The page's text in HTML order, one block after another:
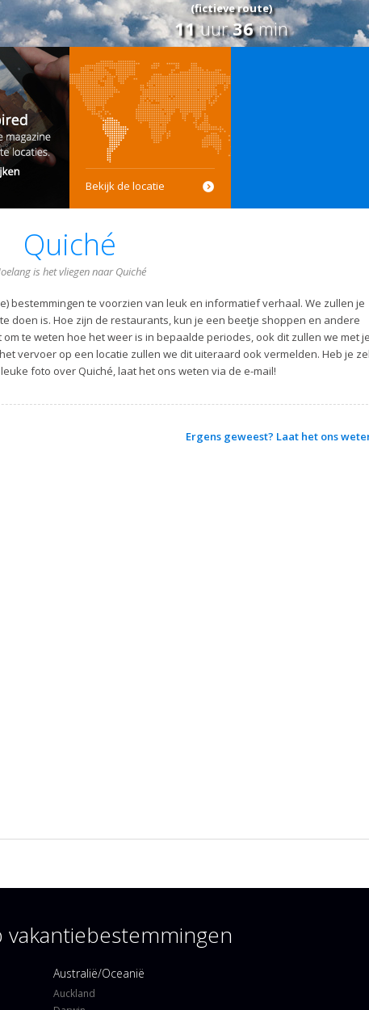
(fictieve route)
11uur36min
Bekijk de locatie
Quiché
is het vliegen naar Quiché
bestemmingen te voorzien van leuk en informatief verhaal. We zullen je
doen is. Hoe zijn de restaurants, kun je een beetje shoppen en andere
te weten hoe het weer is in bepaalde periodes, ook dit zullen we met je
vervoer op een locatie zullen we dit uiteraard ook vermelden. Heb je
foto over Quiché, laat het ons weten via de e-mail!
Ergens geweest? Laat het ons
Australië/Oceanië
Auckland